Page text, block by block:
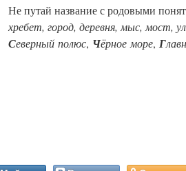
Не путай название с родовыми
хребет, город, деревня, мыс, мост,
Северный полюс, Чёрное море, Г